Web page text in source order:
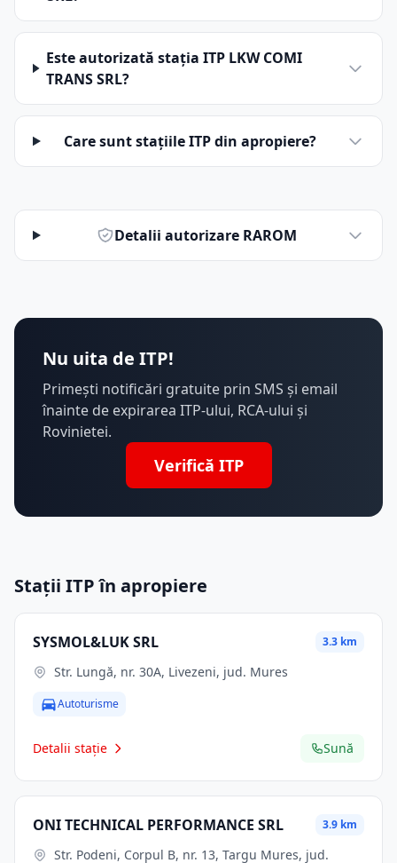
Este autorizată stația ITP LKW COMI
TRANS SRL?
Care sunt stațiile ITP din apropiere?
Detalii autorizare RAROM
Nu uita de ITP!
Primești notificări gratuite prin SMS și email
înainte de expirarea ITP-ului, RCA-ului și
Rovinietei.
Verifică ITP
Stații ITP în apropiere
SYSMOL&LUK SRL 3.3 km
Str. Lungă, nr. 30A, Livezeni, jud. Mures
Autoturisme
Detalii stație Sună
ONI TECHNICAL PERFORMANCE SRL 3.9 km